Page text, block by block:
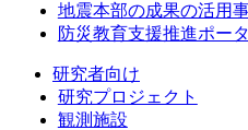
地震本部の成果の活用
防災教育支援推進ポー
研究者向け
研究プロジェクト
観測施設